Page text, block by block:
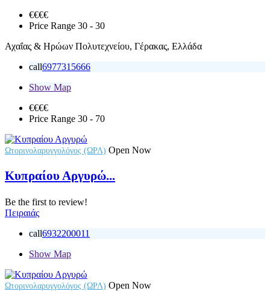
€€€€
Price Range 30 - 30
Αχαΐας & Ηρώων Πολυτεχνείου, Γέρακας, Ελλάδα
call6977315666
Show Map
€€€€
Price Range 30 - 70
Ωτορινολαρυγγολόγος (ΩΡΛ) Open Now
Κυπραίου Αργυρώ...
Be the first to review!
Πειραιάς
call6932200011
Show Map
Ωτορινολαρυγγολόγος (ΩΡΛ) Open Now